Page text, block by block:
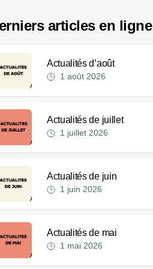
articles en ligne
Actualités d’août
1 août 2026
Actualités de juillet
1 juillet 2026
Actualités de juin
1 juin 2026
Actualités de mai
1 mai 2026